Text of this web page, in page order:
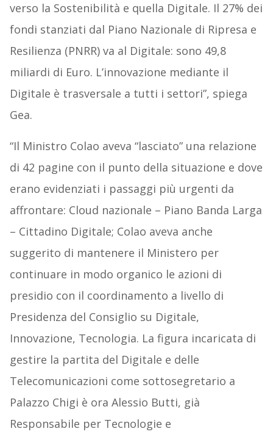
verso la Sostenibilità e quella Digitale. Il 27% dei
fondi stanziati dal Piano Nazionale di Ripresa e
Resilienza (PNRR) va al Digitale: sono 49,8
miliardi di Euro. L’innovazione mediante il
Digitale è trasversale a tutti i settori”, spiega
Gea.
“Il Ministro Colao aveva “lasciato” una relazione
di 42 pagine con il punto della situazione e dove
erano evidenziati i passaggi più urgenti da
affrontare: Cloud nazionale – Piano Banda Larga
– Cittadino Digitale; Colao aveva anche
suggerito di mantenere il Ministero per
continuare in modo organico le azioni di
presidio con il coordinamento a livello di
Presidenza del Consiglio su Digitale,
Innovazione, Tecnologia. La figura incaricata di
gestire la partita del Digitale e delle
Telecomunicazioni come sottosegretario a
Palazzo Chigi è ora Alessio Butti, già
Responsabile per Tecnologie e